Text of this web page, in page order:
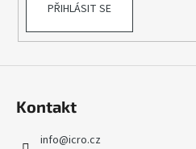
PŘIHLÁSIT SE
Kontakt
info@icro.cz